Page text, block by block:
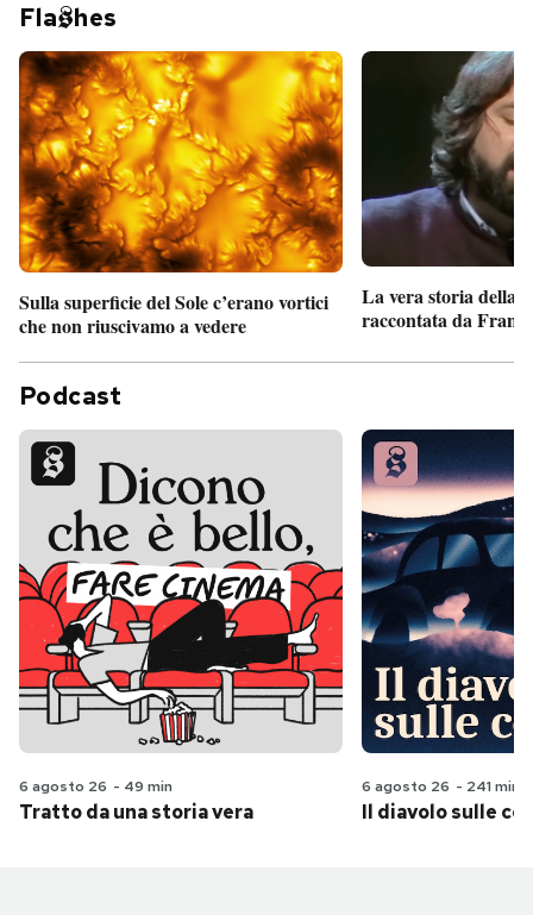
Fla hes
Sulla superficie del Sole c’erano vortici
che non riuscivamo a vedere
La vera storia della
raccontata da
Podcast
6 agosto 26 - 49 min
Tratto da una storia vera
6 agosto 26 - 241 min
Il diavolo sulle